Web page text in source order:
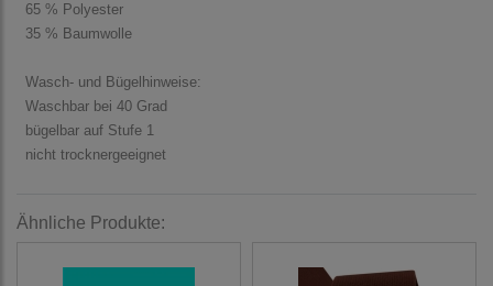
65 % Polyester
35 % Baumwolle
Wasch- und Bügelhinweise:
Waschbar bei 40 Grad
bügelbar auf Stufe 1
nicht trocknergeeignet
Ähnliche Produkte: